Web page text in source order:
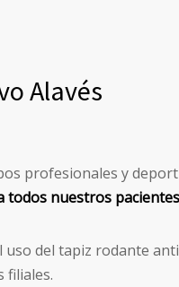
Alavés
profesionales y
todos nuestros pacientes
uso del tapiz rodante
filiales.